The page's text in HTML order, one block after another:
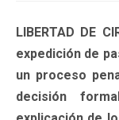
LIBERTAD DE
expedición de
un proceso
decisión